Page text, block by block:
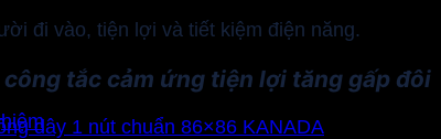
đi vào, tiện lợi và tiết kiệm điện năng.
tắc cảm ứng tiện lợi tăng gấp đôi
dây 1 nút chuẩn 86×86 KANADA